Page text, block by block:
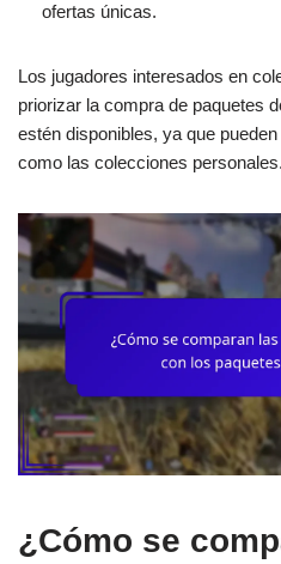
ofertas únicas.
Los jugadores interesados en
priorizar la compra de paquetes
estén disponibles, ya que
como las colecciones personales.
¿Cómo se